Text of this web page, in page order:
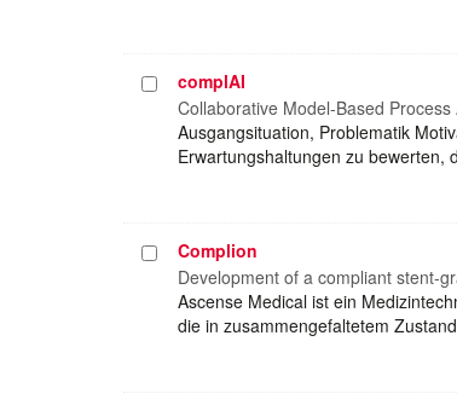
Projekt
auswählen
complAI
Collaborative Model-Based
Ausgangsituation, Problematik
Erwartungshaltungen zu bewerten,
Projekt
auswählen
Complion
Development of a compliant stent-
Ascense Medical ist ein
die in zusammengefaltetem